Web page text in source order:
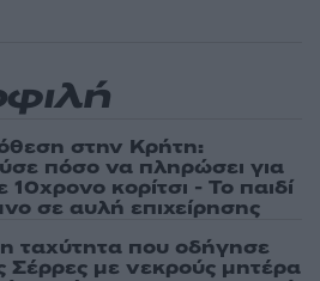
στην Κρήτη:
πόσο να πληρώσει για
κορίτσι - Το παιδί
σε αυλή επιχείρησης
ταχύτητα που οδήγησε
Σέρρες με νεκρούς μητέρα